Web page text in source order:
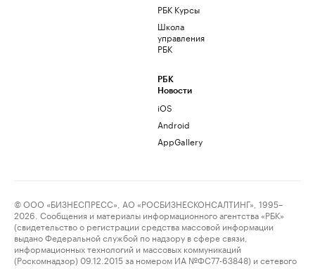
РБК Курсы
Школа
управления
РБК
РБК
Новости
iOS
Android
AppGallery
© ООО «БИЗНЕСПРЕСС», АО «РОСБИЗНЕСКОНСАЛТИНГ», 1995–
2026. Сообщения и материалы информационного агентства «РБК»
(свидетельство о регистрации средства массовой информации
выдано Федеральной службой по надзору в сфере связи,
информационных технологий и массовых коммуникаций
(Роскомнадзор) 09.12.2015 за номером ИА №ФС77-63848) и сетевого